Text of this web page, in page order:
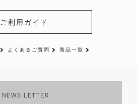
ご利用ガイド
よくあるご質問 商品一覧